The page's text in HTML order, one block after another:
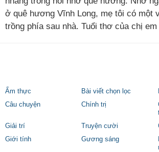
ở quê hương Vĩnh Long, mẹ tôi có một
trồng phía sau nhà. Tuổi thơ của chị
Ẩm thực Bài viết chọn lọc
Câu chuyện
Chính trị
Giải trí
Truyện cười
Giới tính
Gương sáng